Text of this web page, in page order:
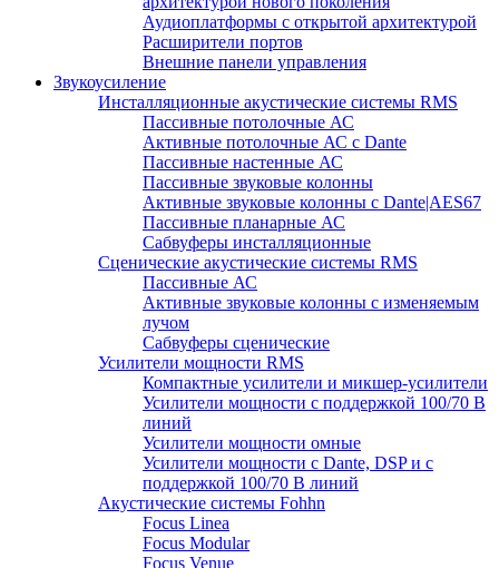
Аудиоплатформы с открытой архитектурой
Расширители портов
Внешние панели управления
Звукоусиление
Инсталляционные акустические системы RMS
Пассивные потолочные АС
Активные потолочные АС с Dante
Пассивные настенные АС
Пассивные звуковые колонны
Активные звуковые колонны с Dante|AES67
Пассивные планарные АС
Сабвуферы инсталляционные
Сценические акустические системы RMS
Пассивные АС
Активные звуковые колонны с изменяемым
лучом
Сабвуферы сценические
Усилители мощности RMS
Компактные усилители и микшер-усилители
Усилители мощности с поддержкой 100/70 В
линий
Усилители мощности омные
Усилители мощности с Dante, DSP и с
поддержкой 100/70 В линий
Акустические системы Fohhn
Focus Linea
Focus Modular
Focus Venue